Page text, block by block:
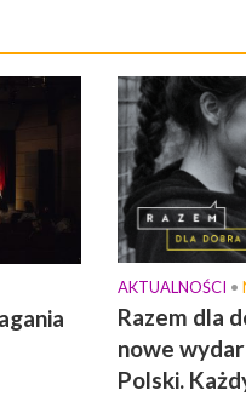
AKTUALNOŚCI •
Razem dla
nowe
Polski.